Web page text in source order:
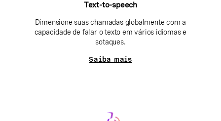
Text-to-speech
Dimensione suas chamadas globalmente com a
capacidade de falar o texto em vários idiomas e
sotaques.
Saiba mais